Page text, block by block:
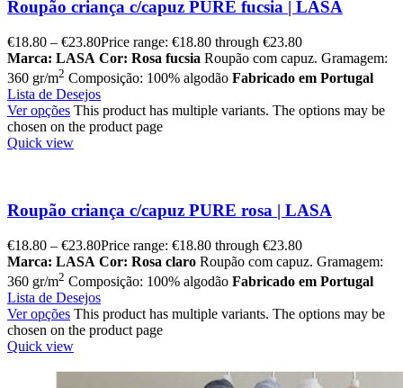
Roupão criança c/capuz PURE fucsia | LASA
€18.80 – €23.80Price range: €18.80 through €23.80
Marca: LASA Cor: Rosa fucsia Roupão com capuz. Gramagem:
360 gr/m2 Composição: 100% algodão Fabricado em Portugal
Lista de Desejos
Ver opções This product has multiple variants. The options may be
chosen on the product page
Quick view
Roupão criança c/capuz PURE rosa | LASA
€18.80 – €23.80Price range: €18.80 through €23.80
Marca: LASA Cor: Rosa claro Roupão com capuz. Gramagem:
360 gr/m2 Composição: 100% algodão Fabricado em Portugal
Lista de Desejos
Ver opções This product has multiple variants. The options may be
chosen on the product page
Quick view